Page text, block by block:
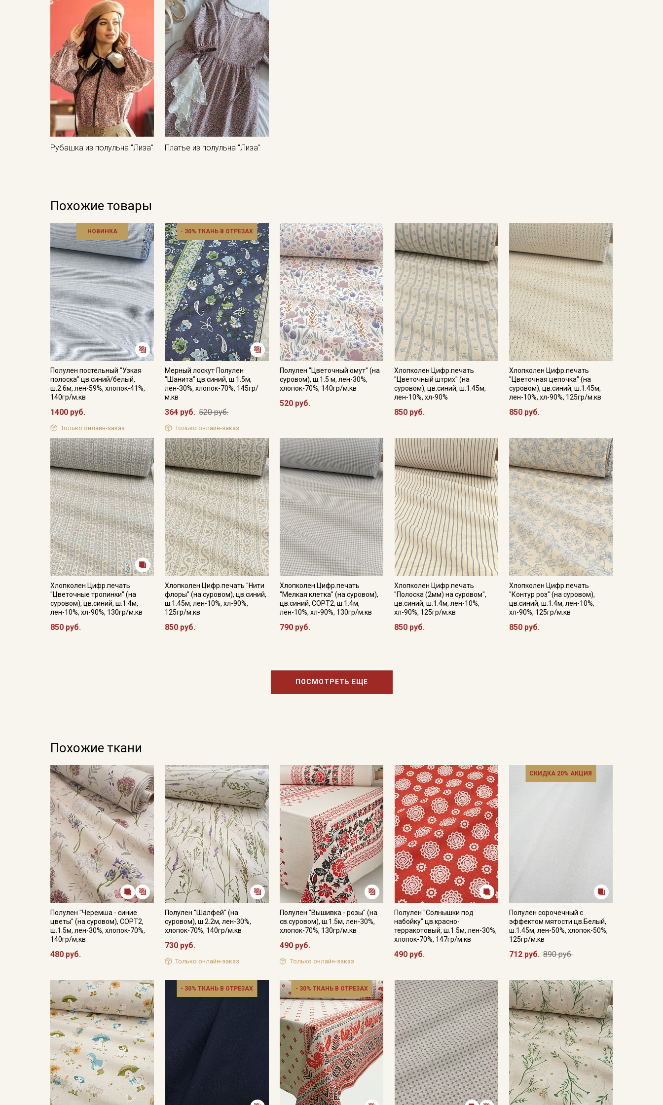
Рубашка из полульна "Лиза" Платье из полульна "Лиза"
Похожие товары
НОВИНКА
Полулен постельный "Узкая
полоска" цв.синий/белый,
ш.2.6м, лен-59%, хлопок-41%,
140гр/м.кв
1400 руб.
Только онлайн-заказ
- 30% ТКАНЬ В ОТРЕЗАХ
Мерный лоскут Полулен
"Шанита" цв.синий, ш.1.5м,
лен-30%, хлопок-70%, 145гр/
м.кв
364 руб. 520 руб.
Только онлайн-заказ
Полулен "Цветочный омут" (на
суровом), ш.1.5 м, лен-30%,
хлопок-70%, 140гр/м.кв
520 руб.
Хлопколен Цифр.печать
"Цветочный штрих" (на
суровом), цв.синий, ш.1.45м,
лен-10%, хл-90%
850 руб.
Хлопколен Цифр.печать
"Цветочная цепочка" (на
суровом), цв.синий, ш.1.45м,
лен-10%, хл-90%, 125гр/м.кв
850 руб.
Хлопколен Цифр.печать
"Цветочные тропинки" (на
суровом), цв.синий, ш.1.4м,
лен-10%, хл-90%, 130гр/м.кв
850 руб.
Хлопколен Цифр.печать "Нити
флоры" (на суровом), цв.синий,
ш.1.45м, лен-10%, хл-90%,
125гр/м.кв
850 руб.
Хлопколен Цифр.печать
"Мелкая клетка" (на суровом),
цв.синий, СОРТ2, ш.1.4м,
лен-10%, хл-90%, 130гр/м.кв
790 руб.
Хлопколен Цифр.печать
"Полоска (2мм) на суровом",
цв.синий, ш.1.4м, лен-10%,
хл-90%, 125гр/м.кв
850 руб.
Хлопколен Цифр.печать
"Контур роз" (на суровом),
цв.синий, ш.1.4м, лен-10%,
хл-90%, 125гр/м.кв
850 руб.
ПОСМОТРЕТЬ ЕЩЕ
Похожие ткани
Полулен "Черемша - синие
цветы" (на суровом), СОРТ2,
ш.1.5м, лен-30%, хлопок-70%,
140гр/м.кв
480 руб.
Полулен "Шалфей" (на
суровом), ш.2.2м, лен-30%,
хлопок-70%, 140гр/м.кв
730 руб.
Только онлайн-заказ
Полулен "Вышивка - розы" (на
св.суровом), ш.1.5м, лен-30%,
хлопок-70%, 130гр/м.кв
490 руб.
Только онлайн-заказ
Полулен "Солнышки под
набойку" цв.красно-
терракотовый, ш.1.5м, лен-30%,
хлопок-70%, 147гр/м.кв
490 руб.
СКИДКА 20% АКЦИЯ
Полулен сорочечный с
эффектом мятости цв.Белый,
ш.1.45м, лен-50%, хлопок-50%,
125гр/м.кв
712 руб. 890 руб.
- 30% ТКАНЬ В ОТРЕЗАХ - 30% ТКАНЬ В ОТРЕЗАХ
Секретная рассылка от
Купава
Мы публикуем здесь дополнительные
промокоды и скидки до 30% на узкие
категории тканей
Подписаться
Ознакомлен(а) сПолитикой обработки персональных
данных
и даюСогласие на обработку персональных
данных
ДаюСогласие на получение рекламных и
информационных рассылок